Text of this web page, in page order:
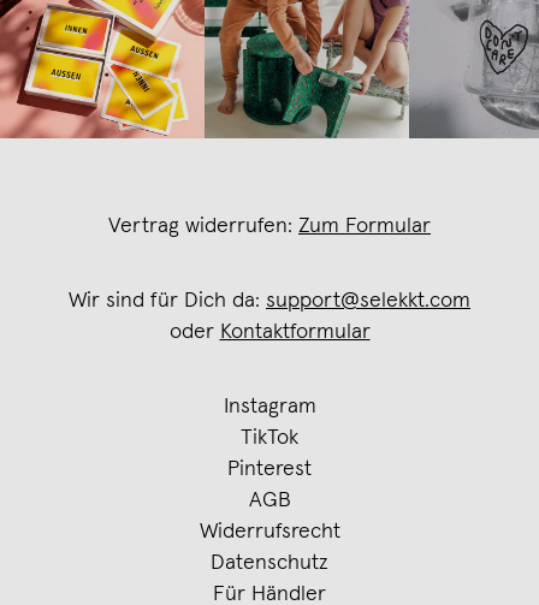
Vertrag widerrufen: Zum Formular
Wir sind für Dich da: support@selekkt.com
oder Kontaktformular
Instagram
TikTok
Pinterest
AGB
Widerrufsrecht
Datenschutz
Für Händler